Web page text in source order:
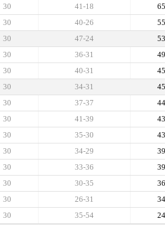
65
41-18
30
55
40-26
30
53
47-24
30
49
36-31
30
45
40-31
30
45
34-31
30
44
37-37
30
43
41-39
30
43
35-30
30
39
34-29
30
39
33-36
30
36
30-35
30
34
26-31
30
24
35-54
30